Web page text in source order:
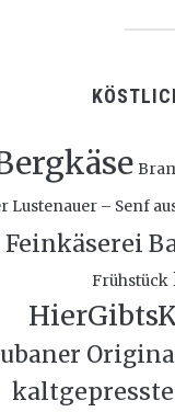
Lustenauer – Senf
Feinkäserei
Frühstück